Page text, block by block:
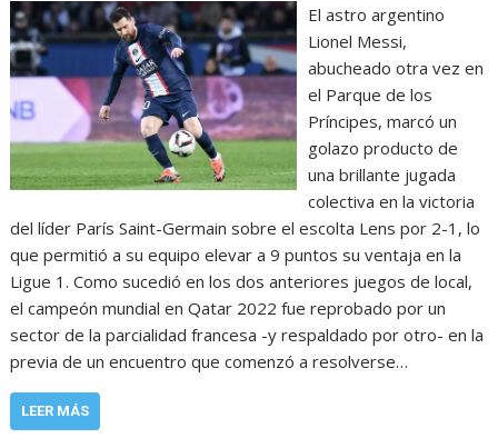
El astro argentino
Lionel Messi,
abucheado otra vez en
el Parque de los
Príncipes, marcó un
golazo producto de
una brillante jugada
colectiva en la victoria
del líder París Saint-Germain sobre el escolta Lens por 2-1, lo
que permitió a su equipo elevar a 9 puntos su ventaja en la
Ligue 1. Como sucedió en los dos anteriores juegos de local,
el campeón mundial en Qatar 2022 fue reprobado por un
sector de la parcialidad francesa -y respaldado por otro- en la
previa de un encuentro que comenzó a resolverse…
LEER MÁS